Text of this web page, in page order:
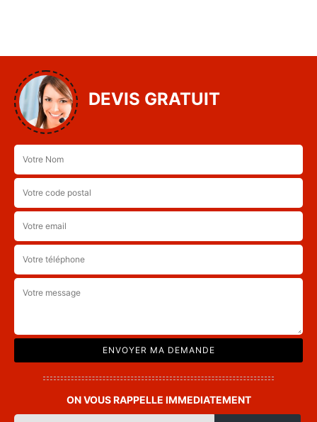
DEVIS GRATUIT
ON VOUS RAPPELLE IMMEDIATEMENT